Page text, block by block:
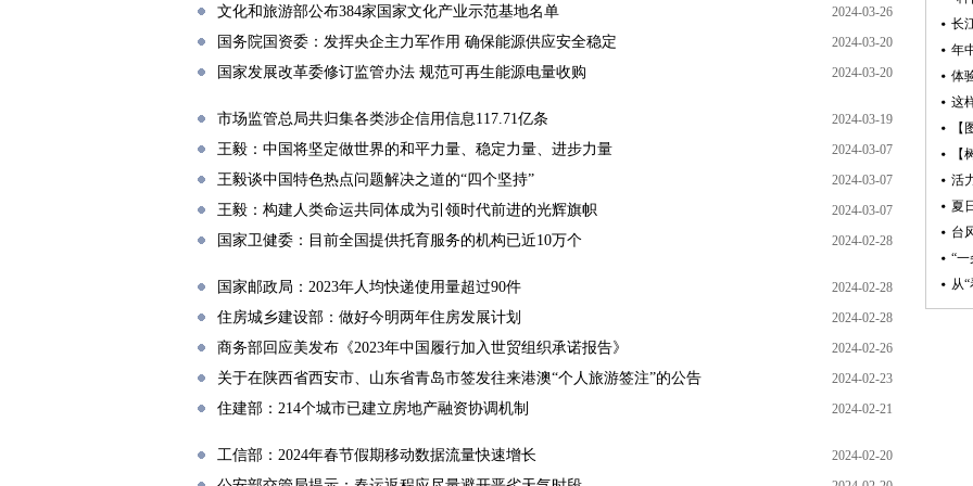
文化和旅游部公布384家国家文化产业示范基地名单 2024-03-26
国务院国资委：发挥央企主力军作用 确保能源供应安全稳定 2024-03-20
国家发展改革委修订监管办法 规范可再生能源电量收购 2024-03-20
市场监管总局共归集各类涉企信用信息117.71亿条 2024-03-19
王毅：中国将坚定做世界的和平力量、稳定力量、进步力量 2024-03-07
王毅谈中国特色热点问题解决之道的“四个坚持” 2024-03-07
王毅：构建人类命运共同体成为引领时代前进的光辉旗帜 2024-03-07
国家卫健委：目前全国提供托育服务的机构已近10万个 2024-02-28
国家邮政局：2023年人均快递使用量超过90件 2024-02-28
住房城乡建设部：做好今明两年住房发展计划 2024-02-28
商务部回应美发布《2023年中国履行加入世贸组织承诺报告》 2024-02-26
关于在陕西省西安市、山东省青岛市签发往来港澳“个人旅游签注”的公告 2024-02-23
住建部：214个城市已建立房地产融资协调机制 2024-02-21
工信部：2024年春节假期移动数据流量快速增长 2024-02-20
长
体
这
活
夏
台
“